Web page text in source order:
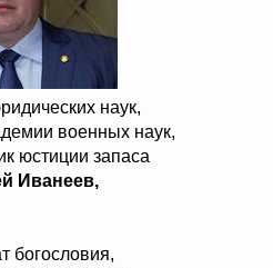
наук,
военных наук,
юстиции запаса
Иванеев,
богословия,